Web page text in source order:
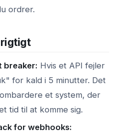
ordrer.
rigtigt
breaker: Hvis et API fejler
for kald i 5 minutter. Det
et system, der
tid til at komme sig.
for webhooks: